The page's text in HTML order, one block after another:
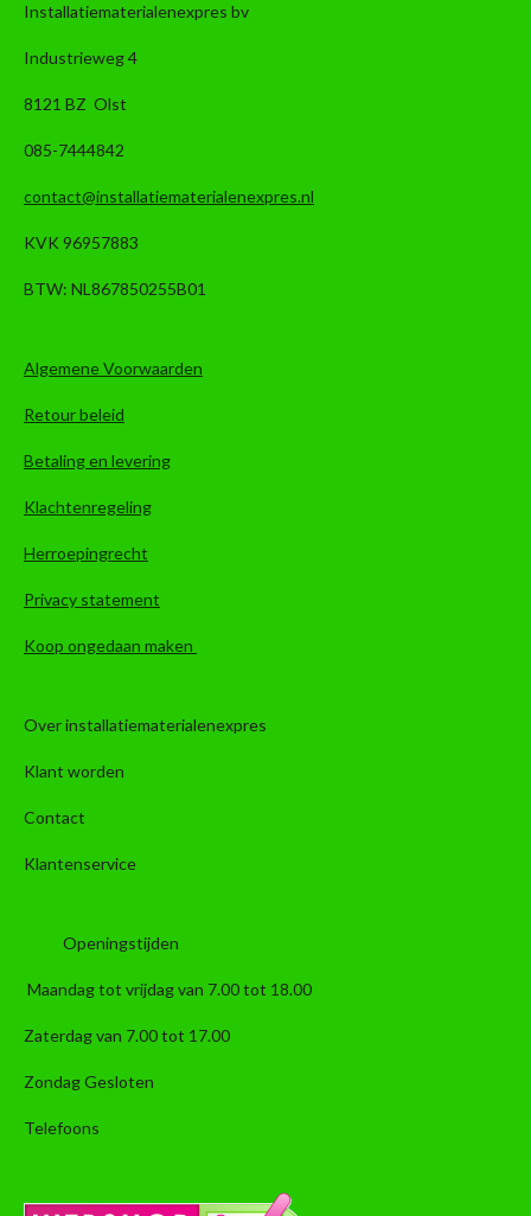
Installatiematerialenexpres bv
Industrieweg 4
8121 BZ Olst
085-7444842
contact@installatiematerialenexpres.nl
KVK 96957883
BTW: NL867850255B01
Algemene Voorwaarden
Retour beleid
Betaling en levering
Klachtenregeling
Herroepingrecht
Privacy statement
Koop ongedaan maken
Over installatiematerialenexpres
Klant worden
Contact
Klantenservice
Openingstijden
Maandag tot vrijdag van 7.00 tot 18.00
Zaterdag van 7.00 tot 17.00
Zondag Gesloten
Telefoons